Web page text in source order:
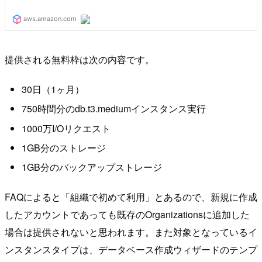
提供される無料枠は次の内容です。
30日（1ヶ月）
750時間分のdb.t3.mediumインスタンス実行
1000万I/Oリクエスト
1GB分のストレージ
1GB分のバックアップストレージ
FAQによると「組織で初めて利用」とあるので、新規に作成
したアカウントであっても既存のOrganizationsに追加した
場合は提供されないと思われます。また対象となっているイ
ンスタンスタイプは、データベース作成ウィザードのテンプ